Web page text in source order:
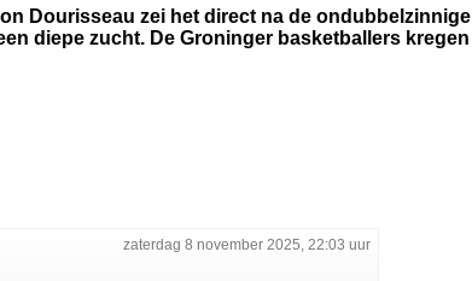
Dourisseau zei het direct na de ondubbelzinnige
diepe zucht. De Groninger basketballers kregen
zaterdag 8 november 2025, 22:03 uur